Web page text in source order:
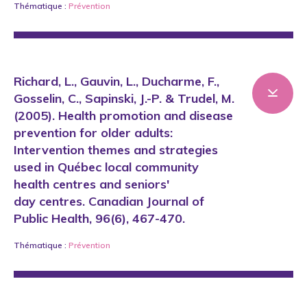
Thématique : Prévention
Richard, L., Gauvin, L., Ducharme, F.,
Gosselin, C., Sapinski, J.-P. & Trudel, M.
(2005). Health promotion and disease
prevention for older adults:
Intervention themes and strategies
used in Québec local community
health centres and seniors'
day centres. Canadian Journal of
Public Health, 96(6), 467-470.
Thématique : Prévention